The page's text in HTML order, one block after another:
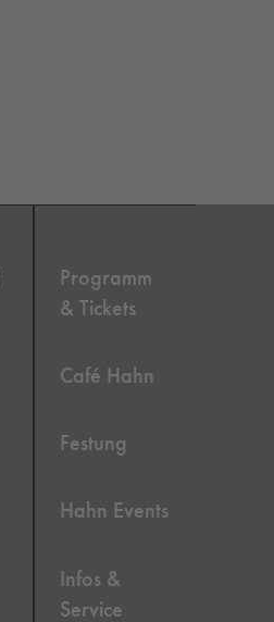
Programm
& Tickets
Café Hahn
Festung
Hahn Events
Infos &
Service